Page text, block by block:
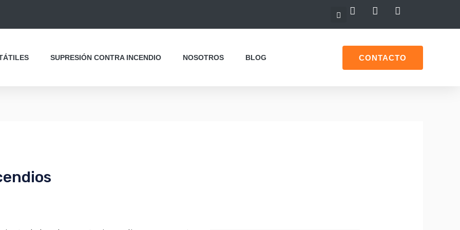
SUPRESIÓN CONTRA INCENDIO NOSOTROS BLOG CONTACTO